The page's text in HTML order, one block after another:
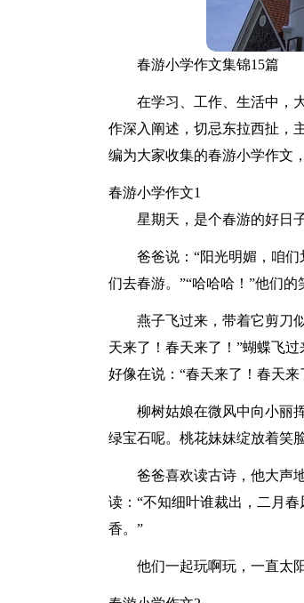
春游小学作文集锦15篇
在学习、工作、生活中，
作深入阐述，切忌东拉西扯，
编为大家收集的春游小学作文
春游小学作文1
星期天，是个春游的好日
爸爸说：“阳光明媚，咱
们去春游。”“哈哈哈！”他们的
燕子飞过来，带着它剪刀
天来了！春天来了！”蝴蝶飞
好像在说：“春天来了！春天来
柳树姑娘在微风中向小丽
绿宝石呢。桃花妹妹绽放着笑
爸爸喜欢读古诗，他大声
读：“不知细叶谁裁出，二月
香。”
他们一起玩啊玩，一直太